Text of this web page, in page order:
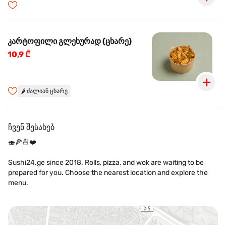
კარტოფილი გლეხურად (ცხარე)
10,9 ₾
🌶️ ძალიან ცხარე
ჩვენ შესახებ
🍣🍕🍜❤️
Sushi24.ge since 2018. Rolls, pizza, and wok are waiting to be
prepared for you. Choose the nearest location and explore the
menu.